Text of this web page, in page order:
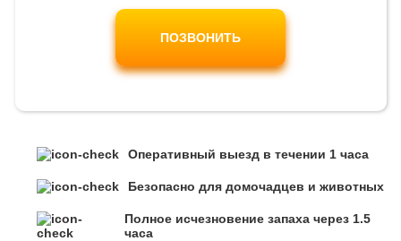
ПОЗВОНИТЬ
Оперативный выезд в течении 1 часа
Безопасно для домочадцев и животных
Полное исчезновение запаха через 1.5
часа